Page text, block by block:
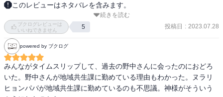
このレビューはネタバレを含みます。
ヌラリヒョン・パパ、ろくろっ首・ママ、見越し入道のおじいちゃ
ん、やまんば・ばあちゃん、一つ目小僧の長男・ハジメくん、アマ
ノジャクの次男・マアくん、サトリの長女・さっちゃん
妖怪一家の七人家族です
今回は家族で真夜中にお弁当を持ってピクニック。
ところが、新月の魔法で201年前の化野原にタイムスリップ？
続きを読む
ブクログレビューは
いいねできません
5 投稿日 : 2023.07.28
powered by ブクログ
みんながタイムスリップして、過去の野中さんに会ったのにおどろ
いた。野中さんが地域共生課に勤めている理由もわかった。ヌラリ
ヒョンパパが地域共生課に勤めているのも不思議。神様がそういう